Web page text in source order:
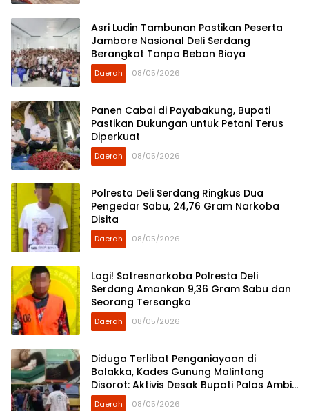
Asri Ludin Tambunan Pastikan Peserta
Jambore Nasional Deli Serdang
Berangkat Tanpa Beban Biaya
Daerah 08/05/2026
Panen Cabai di Payabakung, Bupati
Pastikan Dukungan untuk Petani Terus
Diperkuat
Daerah 08/05/2026
Polresta Deli Serdang Ringkus Dua
Pengedar Sabu, 24,76 Gram Narkoba
Disita
Daerah 08/05/2026
Lagi! Satresnarkoba Polresta Deli
Serdang Amankan 9,36 Gram Sabu dan
Seorang Tersangka
Daerah 08/05/2026
Diduga Terlibat Penganiayaan di
Balakka, Kades Gunung Malintang
Disorot: Aktivis Desak Bupati Palas Ambil
Sikap
Daerah 08/05/2026